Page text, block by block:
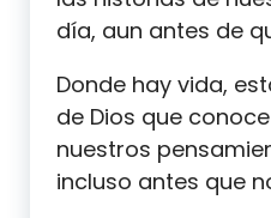
día, aun antes de
Donde hay vida,
de Dios que
nuestros
incluso antes que